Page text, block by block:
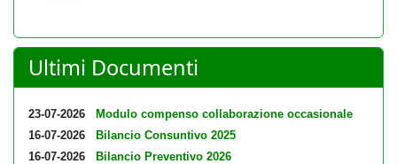
Ultimi Documenti
23-07-2026
Modulo compenso collaborazione occasionale
16-07-2026
Bilancio Consuntivo 2025
16-07-2026
Bilancio Preventivo 2026